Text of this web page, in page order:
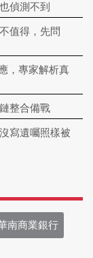
偵測不到
值得，先問
，專家解析真
整合備戰
寫遺囑照樣被
南商業銀行